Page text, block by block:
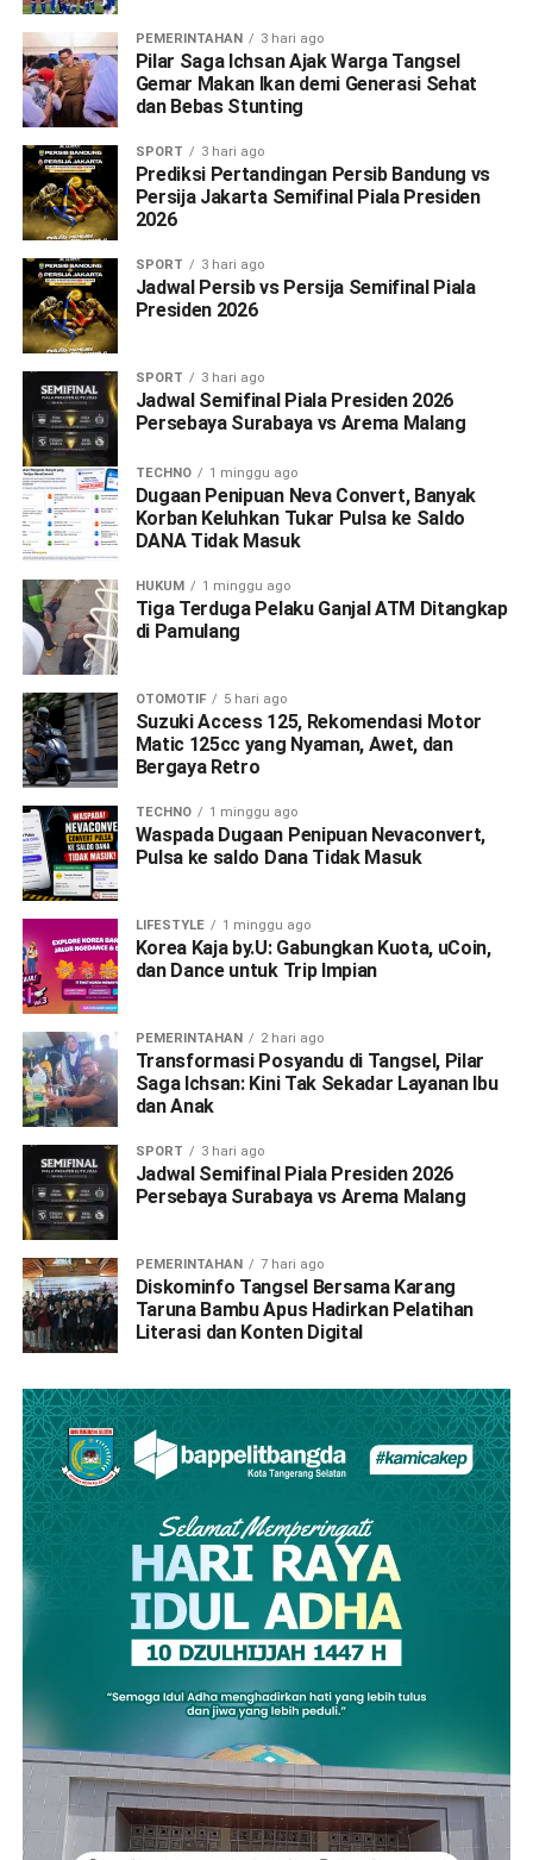
PEMERINTAHAN 3 hari ago
Pilar Saga Ichsan Ajak Warga Tangsel
Gemar Makan Ikan demi Generasi Sehat
dan Bebas Stunting
SPORT 3 hari ago
Prediksi Pertandingan Persib Bandung vs
Persija Jakarta Semifinal Piala Presiden
2026
SPORT 3 hari ago
Jadwal Persib vs Persija Semifinal Piala
Presiden 2026
SPORT 3 hari ago
Jadwal Semifinal Piala Presiden 2026
Persebaya Surabaya vs Arema Malang
TECHNO 1 minggu ago
Dugaan Penipuan Neva Convert, Banyak
Korban Keluhkan Tukar Pulsa ke Saldo
DANA Tidak Masuk
HUKUM 1 minggu ago
Tiga Terduga Pelaku Ganjal ATM Ditangkap
di Pamulang
OTOMOTIF 5 hari ago
Suzuki Access 125, Rekomendasi Motor
Matic 125cc yang Nyaman, Awet, dan
Bergaya Retro
TECHNO 1 minggu ago
Waspada Dugaan Penipuan Nevaconvert,
Pulsa ke saldo Dana Tidak Masuk
LIFESTYLE 1 minggu ago
Korea Kaja by.U: Gabungkan Kuota, uCoin,
dan Dance untuk Trip Impian
PEMERINTAHAN 2 hari ago
Transformasi Posyandu di Tangsel, Pilar
Saga Ichsan: Kini Tak Sekadar Layanan Ibu
dan Anak
SPORT 3 hari ago
Jadwal Semifinal Piala Presiden 2026
Persebaya Surabaya vs Arema Malang
PEMERINTAHAN 7 hari ago
Diskominfo Tangsel Bersama Karang
Taruna Bambu Apus Hadirkan Pelatihan
Literasi dan Konten Digital